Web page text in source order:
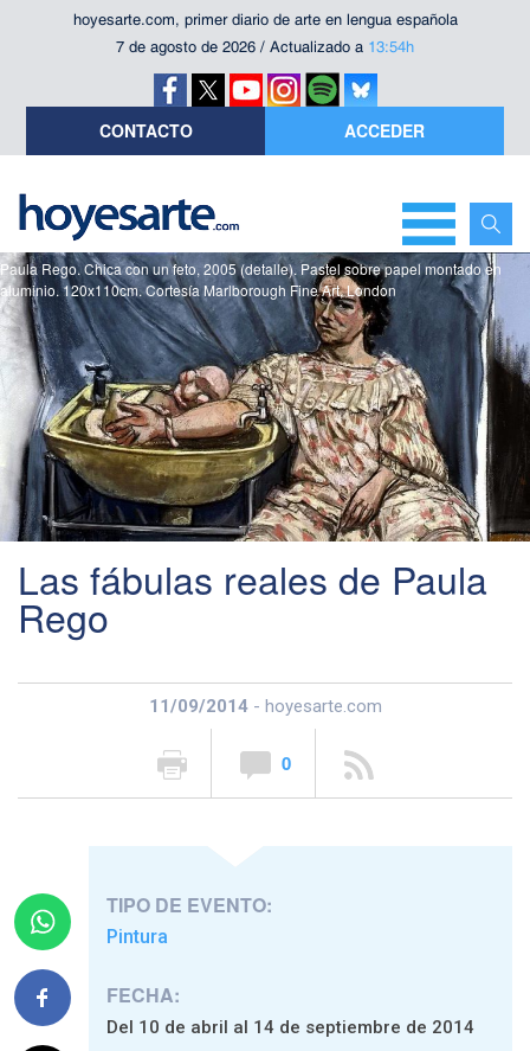
hoyesarte.com, primer diario de arte en lengua española
7 de agosto de 2026 / Actualizado a 13:54h
CONTACTO ACCEDER
Paula Rego. Chica con un feto, 2005 (detalle). Pastel sobre papel montado en
aluminio. 120x110cm. Cortesía Marlborough Fine Art, London
Las fábulas reales de Paula
Rego
11/09/2014- hoyesarte.com
0
TIPO DE EVENTO:
Pintura
FECHA:
Del 10 de abril al 14 de septiembre de 2014